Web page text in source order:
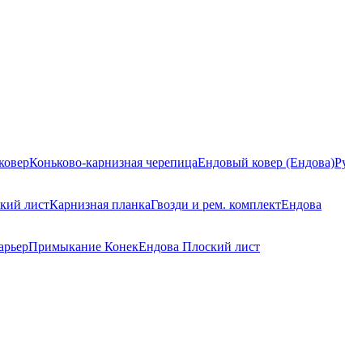
Коньково-карнизная черепицаЕндовый ковер (Ендова)
листКарнизная планкаГвозди и рем. комплектЕндова
Примыкание КонекЕндова Плоский лист